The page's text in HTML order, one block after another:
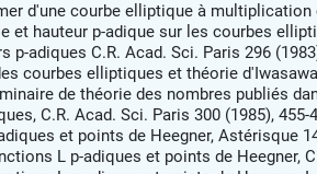
d'une courbe elliptique à
et hauteur p-adique sur les courbes
p-adiques C.R. Acad. Sci. Paris 296
courbes elliptiques et théorie
de théorie des nombres publiés
C.R. Acad. Sci. Paris 300 (1985), 455-
et points de Heegner, Astérisque
L p-adiques et points de Heegner,